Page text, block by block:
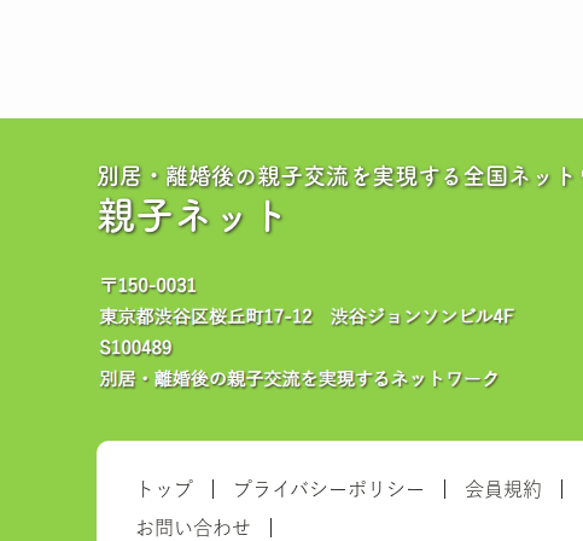
別居・離婚後の親子交流を実現する全国ネット
親子ネット
トップ プライバシーポリシー 会員規約
お問い合わせ